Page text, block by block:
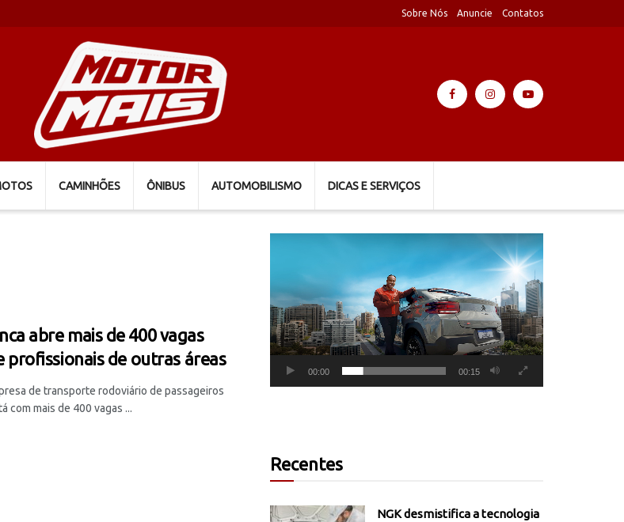
Sobre Nós Anuncie Contatos
CAMINHÕES ÔNIBUS AUTOMOBILISMO DICAS E SERVIÇOS
abre mais de 400 vagas
profissionais de outras áreas
de transporte rodoviário de passageiros
com mais de 400 vagas ...
00:00 00:15
Recentes
NGK desmistifica a tecnologia